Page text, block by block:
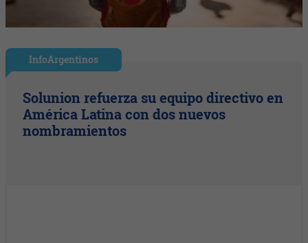
InfoArgentinos
Solunion refuerza su equipo directivo en
América Latina con dos nuevos
nombramientos